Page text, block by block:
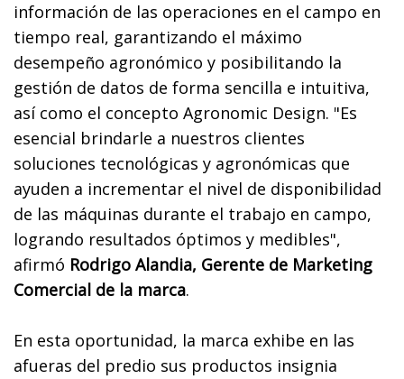
información de las operaciones en el campo en
tiempo real, garantizando el máximo
desempeño agronómico y posibilitando la
gestión de datos de forma sencilla e intuitiva,
así como el concepto Agronomic Design. "Es
esencial brindarle a nuestros clientes
soluciones tecnológicas y agronómicas que
ayuden a incrementar el nivel de disponibilidad
de las máquinas durante el trabajo en campo,
logrando resultados óptimos y medibles",
afirmó Rodrigo Alandia, Gerente de Marketing
Comercial de la marca.
En esta oportunidad, la marca exhibe en las
afueras del predio sus productos insignia